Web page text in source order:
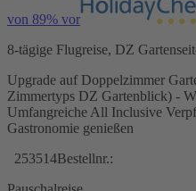
von 89% vor
8-tägige Flugreise, DZ
Upgrade auf Doppelzimmer
Zimmertyps DZ Gartenblick) -
Umfangreiche All Inclusive
Gastronomie genießen
253514Bestellnr.: